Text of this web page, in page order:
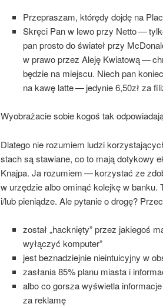
Prze­pra­szam, któ­rę­dy doj­dę na
Skrę­ci Pan w lewo przy Net­to —
pan pro­sto do świa­teł przy
w pra­wo przez Ale­ję Kwia­to­wą —
będzie na miej­scu. Niech pan
na kawę lat­te — jedy­nie 6,50zł za
Wyobra­ża­cie sobie kogoś tak
Dla­te­go nie rozu­miem ludzi
stach są sta­wia­ne, co to mają doty­ko­wy
Knaj­pa. Ja rozu­miem — korzy­stać ze
w urzę­dzie albo omi­nąć kolej­kę w ban­ku.
i/lub pie­nią­dze. Ale pyta­nie o dro­gę?
został „hack­nię­ty” przez jakie­goś
wyłą­czyć komputer”
jest bez­na­dziej­nie nie­in­tu­icyj­ny w
zasła­nia 85% pla­nu mia­sta i
albo co gor­sza wyświe­tla
za reklamę